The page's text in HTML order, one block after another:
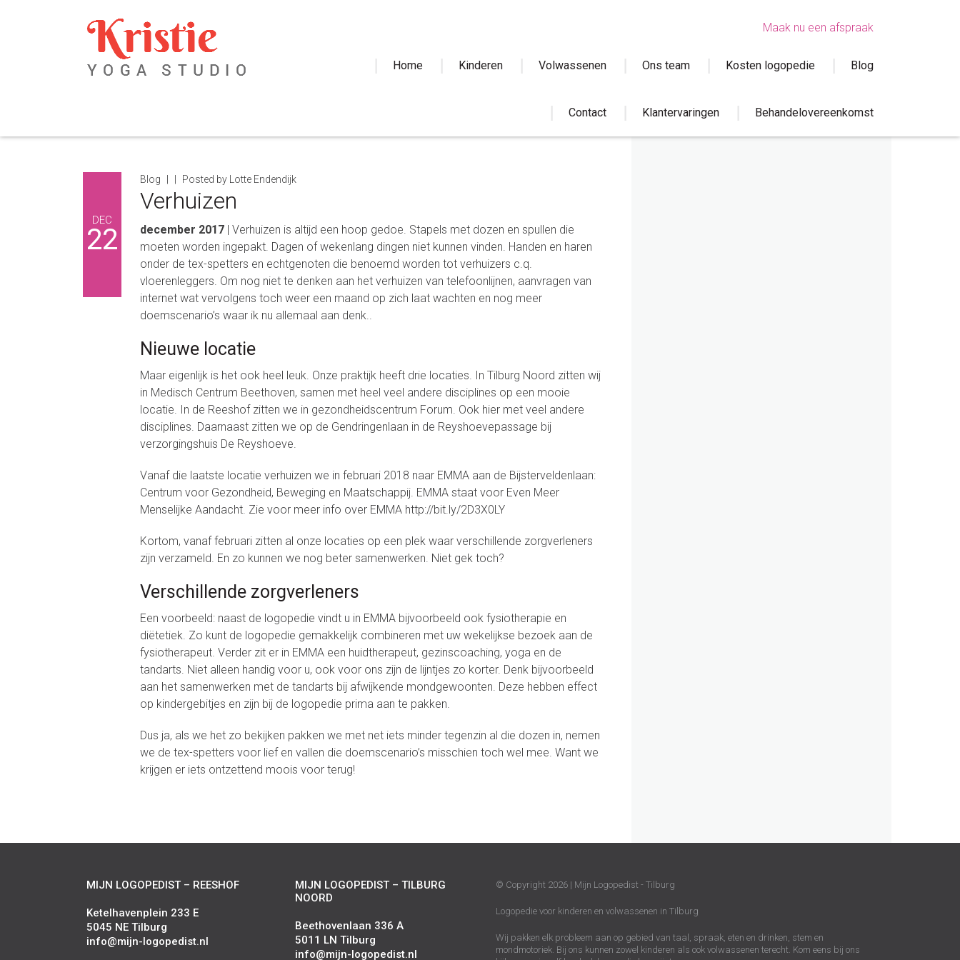
Maak nu een afspraak
Home Kinderen Volwassenen Ons team Kosten logopedie Blog
Contact Klantervaringen Behandelovereenkomst
DEC
22
Blog Posted by Lotte Endendijk
Verhuizen
december 2017 | Verhuizen is altijd een hoop gedoe. Stapels met dozen en spullen die
moeten worden ingepakt. Dagen of wekenlang dingen niet kunnen vinden. Handen en haren
onder de tex-spetters en echtgenoten die benoemd worden tot verhuizers c.q.
vloerenleggers. Om nog niet te denken aan het verhuizen van telefoonlijnen, aanvragen van
internet wat vervolgens toch weer een maand op zich laat wachten en nog meer
doemscenario’s waar ik nu allemaal aan denk..
Nieuwe locatie
Maar eigenlijk is het ook heel leuk. Onze praktijk heeft drie locaties. In Tilburg Noord zitten wij
in Medisch Centrum Beethoven, samen met heel veel andere disciplines op een mooie
locatie. In de Reeshof zitten we in gezondheidscentrum Forum. Ook hier met veel andere
disciplines. Daarnaast zitten we op de Gendringenlaan in de Reyshoevepassage bij
verzorgingshuis De Reyshoeve.
Vanaf die laatste locatie verhuizen we in februari 2018 naar EMMA aan de Bijsterveldenlaan:
Centrum voor Gezondheid, Beweging en Maatschappij. EMMA staat voor Even Meer
Menselijke Aandacht. Zie voor meer info over EMMA http://bit.ly/2D3X0LY
Kortom, vanaf februari zitten al onze locaties op een plek waar verschillende zorgverleners
zijn verzameld. En zo kunnen we nog beter samenwerken. Niet gek toch?
Verschillende zorgverleners
Een voorbeeld: naast de logopedie vindt u in EMMA bijvoorbeeld ook fysiotherapie en
diëtetiek. Zo kunt de logopedie gemakkelijk combineren met uw wekelijkse bezoek aan de
fysiotherapeut. Verder zit er in EMMA een huidtherapeut, gezinscoaching, yoga en de
tandarts. Niet alleen handig voor u, ook voor ons zijn de lijntjes zo korter. Denk bijvoorbeeld
aan het samenwerken met de tandarts bij afwijkende mondgewoonten. Deze hebben effect
op kindergebitjes en zijn bij de logopedie prima aan te pakken.
Dus ja, als we het zo bekijken pakken we met net iets minder tegenzin al die dozen in, nemen
we de tex-spetters voor lief en vallen die doemscenario’s misschien toch wel mee. Want we
krijgen er iets ontzettend moois voor terug!
MIJN LOGOPEDIST – REESHOF
Ketelhavenplein 233 E
5045 NE Tilburg
info@mijn-logopedist.nl
MIJN LOGOPEDIST – TILBURG
NOORD
Beethovenlaan 336 A
5011 LN Tilburg
info@mijn-logopedist.nl
© Copyright 2026 | Mijn Logopedist - Tilburg
Logopedie voor kinderen en volwassenen in Tilburg
Wij pakken elk probleem aan op gebied van taal, spraak, eten en drinken, stem en
mondmotoriek. Bij ons kunnen zowel kinderen als ook volwassenen terecht. Kom eens bij ons